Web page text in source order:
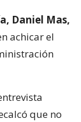
Daniel Mas,
achicar el
que no